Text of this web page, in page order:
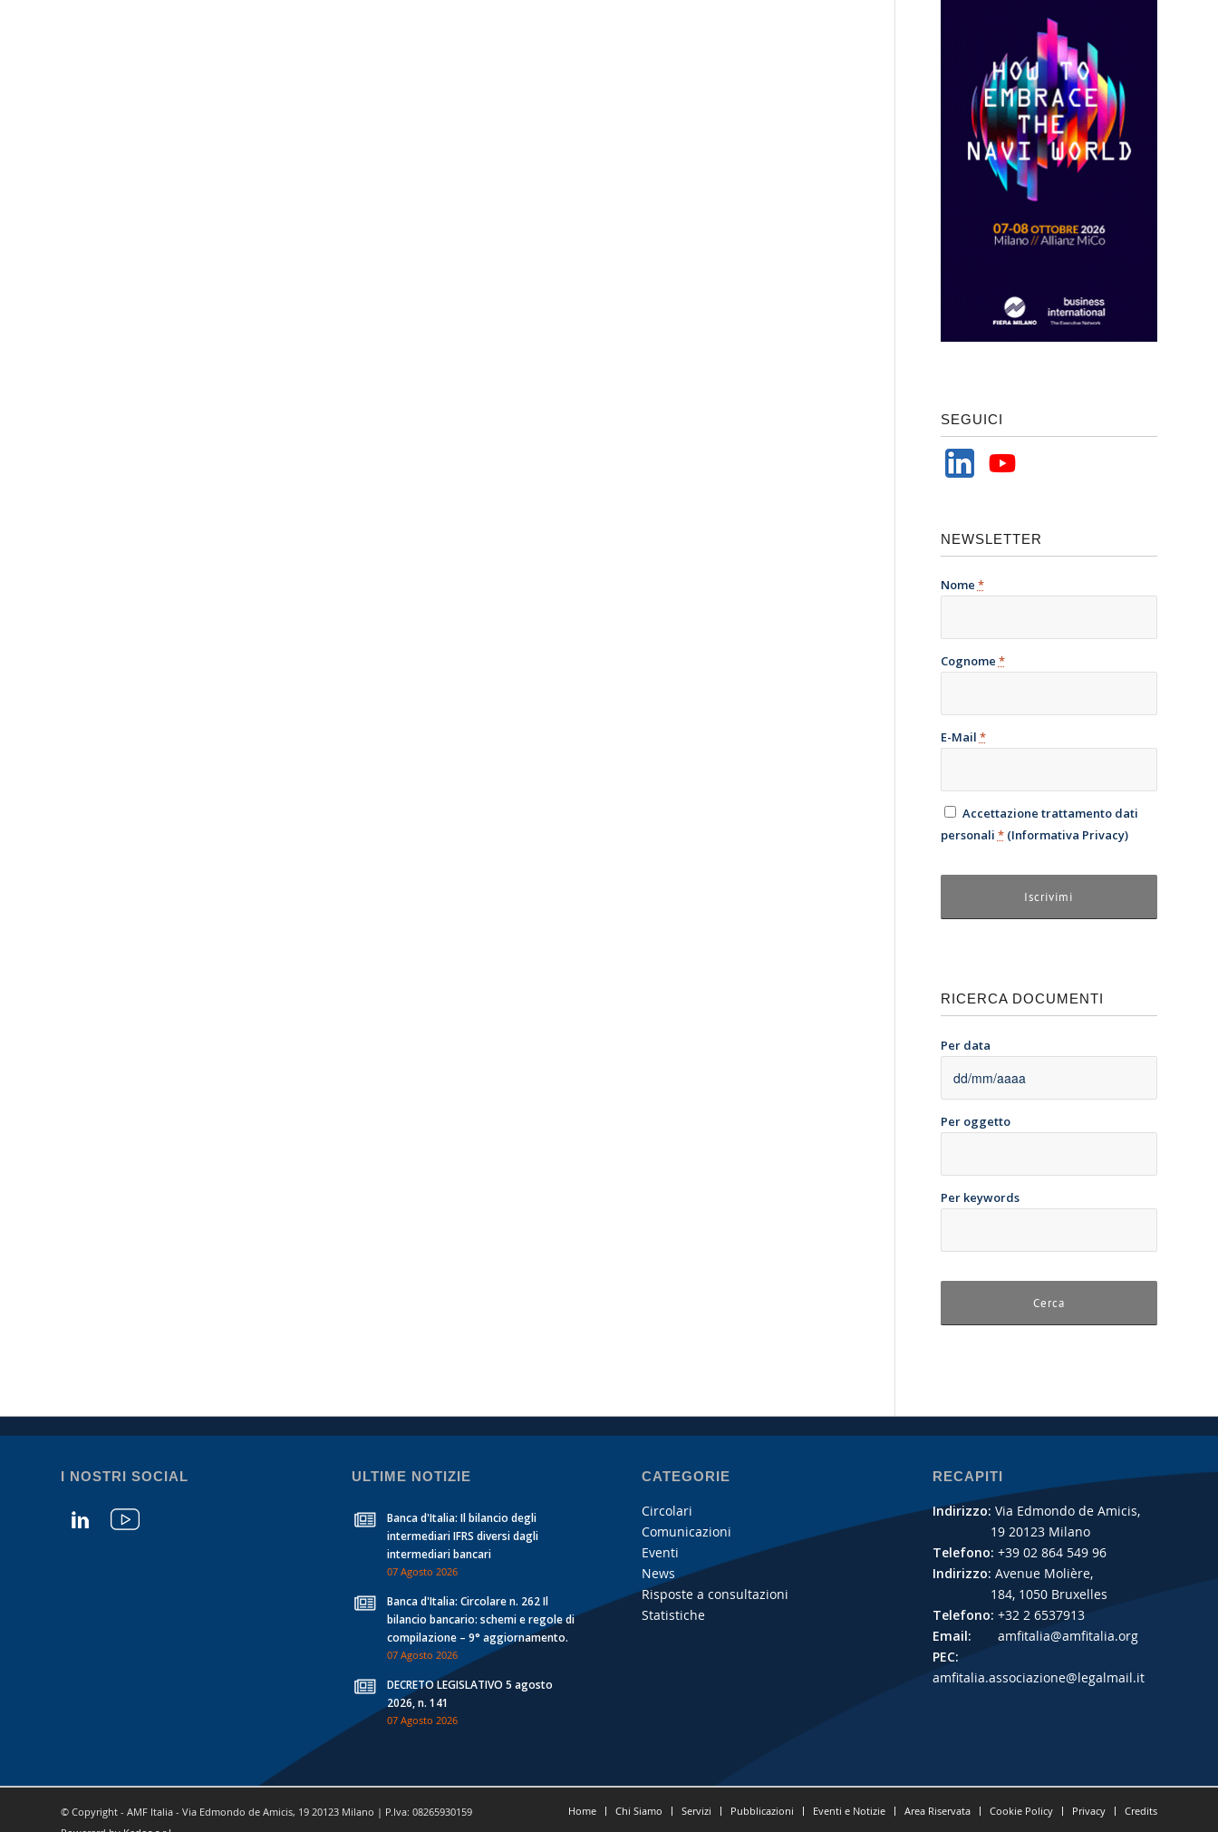
SEGUICI
NEWSLETTER
Nome *
Cognome *
E-Mail *
Accettazione trattamento dati
personali *(Informativa Privacy)
RICERCA DOCUMENTI
Per data
Per oggetto
Per keywords
I NOSTRI SOCIAL ULTIME NOTIZIE
Banca d'Italia: Il bilancio degli
intermediari IFRS diversi dagli
intermediari bancari
07 Agosto 2026
Banca d'Italia: Circolare n. 262 Il
bilancio bancario: schemi e regole di
compilazione – 9° aggiornamento.
07 Agosto 2026
DECRETO LEGISLATIVO 5 agosto
2026, n. 141
07 Agosto 2026
CATEGORIE
Circolari
Comunicazioni
Eventi
News
Risposte a consultazioni
Statistiche
RECAPITI
Indirizzo: Via Edmondo de Amicis,
19 20123 Milano
Telefono: +39 02 864 549 96
Indirizzo: Avenue Molière,
184, 1050 Bruxelles
Telefono: +32 2 6537913
Email:
amfitalia@amfitalia.org
PEC:
amfitalia.associazione@legalmail.it
© Copyright - AMF Italia - Via Edmondo de Amicis, 19 20123 Milano | P.Iva: 08265930159
Home Chi Siamo Servizi Pubblicazioni Eventi e Notizie Area Riservata Cookie Policy Privacy Credits